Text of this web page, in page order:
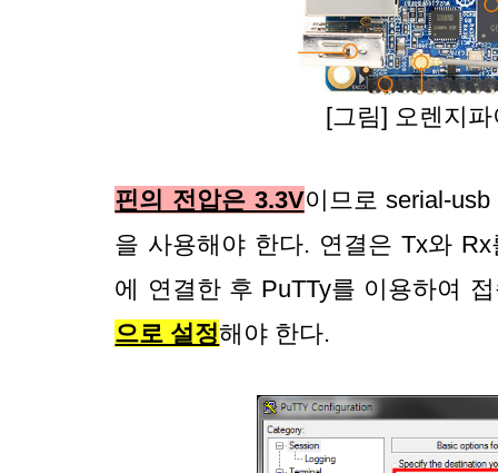
[그림] 오렌지
핀의 전압은 3.3V이므로 serial-
을 사용해야 한다. 연결은 Tx와
에 연결한 후 PuTTy를 이용하여
으로 설정해야 한다.